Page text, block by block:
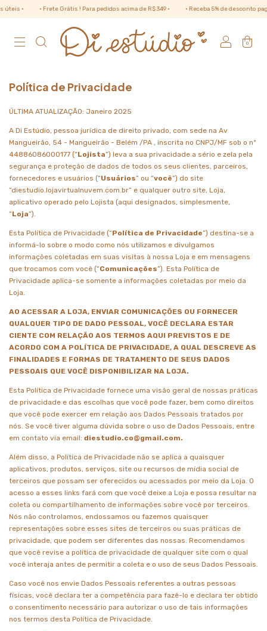
• Frete Grátis ! Para pedidos acima de R$ 349 • • Receba 5% de desconto pagando no
0
Política de Privacidade
ÚLTIMA ATUALIZAÇÃO: Janeiro 2025
A Di Estúdio, pessoa jurídica de direito privado, com sede na Av
Mangueirão, 54 - Mangueirão - Belém /PA , inscrita no CNPJ/MF sob o nº
44886086000177 (“Lojista”) leva a sua privacidade a sério e zela pela
segurança e proteção de dados de todos os seus clientes, parceiros,
fornecedores e usuários (“Usuários” ou “você”) do site
“diestudio.lojavirtualnuvem.com.br” e qualquer outro site, Loja,
aplicativo operado pelo Lojista (aqui designados, simplesmente,
“Loja”).
Esta Política de Privacidade (“Política de Privacidade”) destina-se a
informá-lo sobre o modo como nós utilizamos e divulgamos
informações coletadas em suas visitas à nossa Loja e em mensagens
que trocamos com você (“Comunicações”). Esta Política de
Privacidade aplica-se somente a informações coletadas por meio da
Loja.
AO ACESSAR A LOJA, ENVIAR COMUNICAÇÕES OU FORNECER
QUALQUER TIPO DE DADO PESSOAL, VOCÊ DECLARA ESTAR
CIENTE COM RELAÇÃO AOS TERMOS AQUI PREVISTOS E DE
ACORDO COM A POLÍTICA DE PRIVACIDADE, A QUAL DESCREVE AS
FINALIDADES E FORMAS DE TRATAMENTO DE SEUS DADOS
PESSOAIS QUE VOCÊ DISPONIBILIZAR NA LOJA.
Esta Política de Privacidade fornece uma visão geral de nossas práticas
de privacidade e das escolhas que você pode fazer, bem como direitos
que você pode exercer em relação aos Dados Pessoais tratados por
nós. Se você tiver alguma dúvida sobre o uso de Dados Pessoais, entre
em contato via email: diestudio.co@gmail.com.
Além disso, a Política de Privacidade não se aplica a quaisquer
aplicativos, produtos, serviços, site ou recursos de mídia social de
terceiros que possam ser oferecidos ou acessados por meio da Loja. O
acesso a esses links fará com que você deixe a Loja e possa resultar na
coleta ou compartilhamento de informações sobre você por terceiros.
Nós não controlamos, endossamos ou fazemos quaisquer
representações sobre esses sites de terceiros ou suas práticas de
privacidade, que podem ser diferentes das nossas. Recomendamos
que você revise a política de privacidade de qualquer site com o qual
você interaja antes de permitir a coleta e o uso de seus Dados Pessoais.
Caso você nos envie Dados Pessoais referentes a outras pessoas
físicas, você declara ter a competência para fazê-lo e declara ter obtido
o consentimento necessário para autorizar o uso de tais informações
nos termos desta Política de Privacidade.